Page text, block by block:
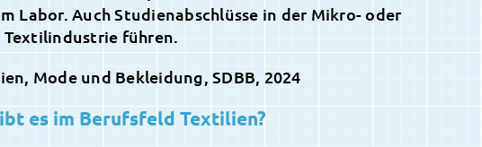
Labor. Auch Studienabschlüsse in der Mikro- oder
führen.
Mode und Bekleidung, SDBB, 2024
es im Berufsfeld Textilien?